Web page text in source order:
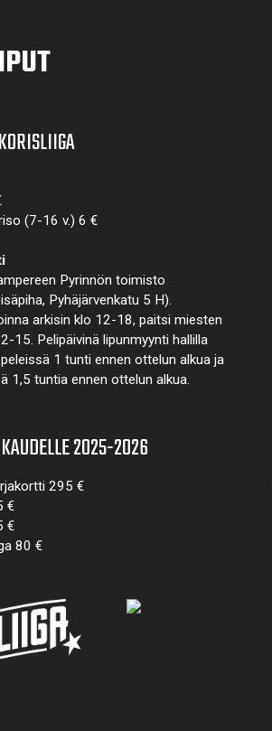
(7-16 v.) 6 €
Pyrinnön toimisto
Pyhäjärvenkatu 5 H).
arkisin klo 12-18, paitsi miesten
15. Pelipäivinä lipunmyynti hallilla
1 tunti ennen ottelun alkua ja
1,5 tuntia ennen ottelun alkua.
2025-2026
295 €
€
€
80 €